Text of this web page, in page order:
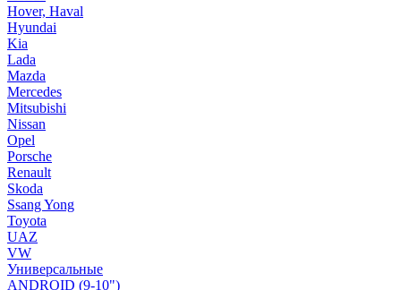
Hover, Haval
Hyundai
Kia
Lada
Mazda
Mercedes
Mitsubishi
Nissan
Opel
Porsche
Renault
Skoda
Ssang Yong
Toyota
UAZ
VW
Универсальные
ANDROID (9-10")